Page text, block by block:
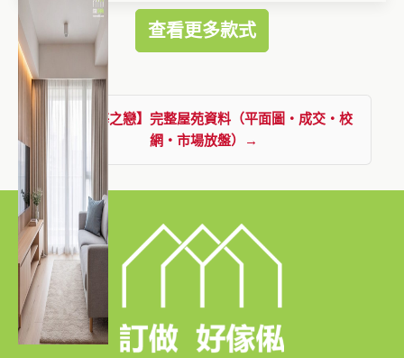
查看更多款式
查看【海之戀】完整屋苑資料（平面圖・成交・校
網・市場放盤）→